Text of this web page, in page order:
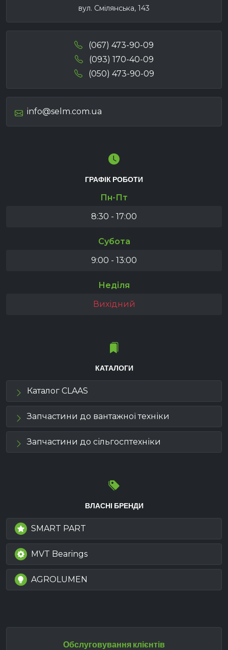
вул. Смілянська, 143
(067) 473-90-09
(093) 170-40-09
(050) 473-90-09
info@selm.com.ua
ГРАФІК РОБОТИ
Пн-Пт
8:30 - 17:00
Субота
9:00 - 13:00
Неділя
Вихідний
КАТАЛОГИ
Каталог CLAAS
Запчастини до вантажної техніки
Запчастини до сільгосптехніки
ВЛАСНІ БРЕНДИ
SMART PART
MVT Bearings
AGROLUMEN
Обслуговування клієнтів